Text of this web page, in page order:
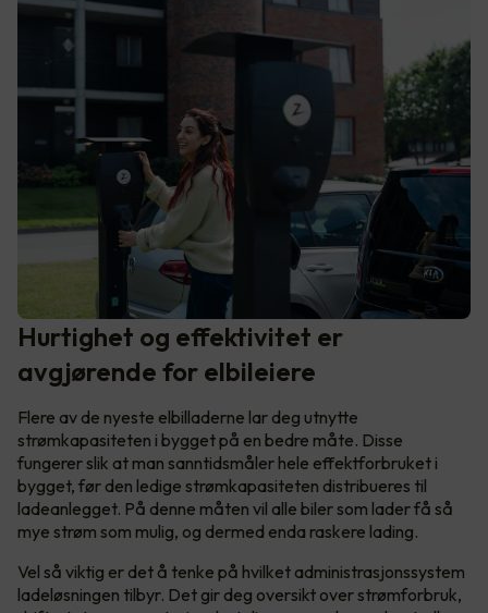
Hurtighet og effektivitet er
avgjørende for elbileiere
Flere av de nyeste elbilladerne lar deg utnytte
strømkapasiteten i bygget på en bedre måte. Disse
fungerer slik at man sanntidsmåler hele effektforbruket i
bygget, før den ledige strømkapasiteten distribueres til
ladeanlegget. På denne måten vil alle biler som lader få så
mye strøm som mulig, og dermed enda raskere lading.
Vel så viktig er det å tenke på hvilket administrasjonssystem
ladeløsningen tilbyr. Det gir deg oversikt over strømforbruk,